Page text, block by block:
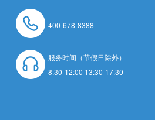
400-678-8388
服务时间（节假日除外）
8:30-12:00 13:30-17:30